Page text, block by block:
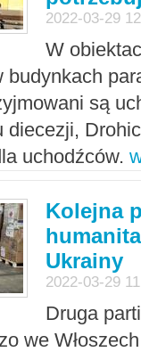
2022-03-29
W
budynkach
są
diecezji,
uchodźców.
Kolejna
Ukrainy
2022-03-29
Druga
we